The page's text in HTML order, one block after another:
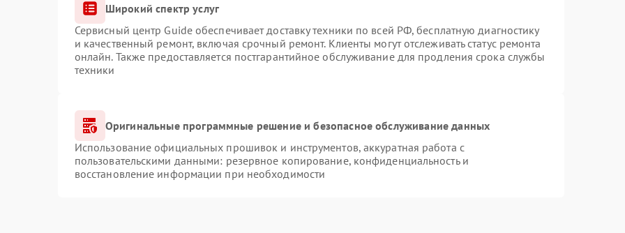
Широкий спектр услуг
Сервисный центр Guide обеспечивает доставку техники по всей РФ, бесплатную диагностику
и качественный ремонт, включая срочный ремонт. Клиенты могут отслеживать статус ремонта
онлайн. Также предоставляется постгарантийное обслуживание для продления срока службы
техники
Оригинальные программные решение и безопасное обслуживание данных
Использование официальных прошивок и инструментов, аккуратная работа с
пользовательскими данными: резервное копирование, конфиденциальность и
восстановление информации при необходимости